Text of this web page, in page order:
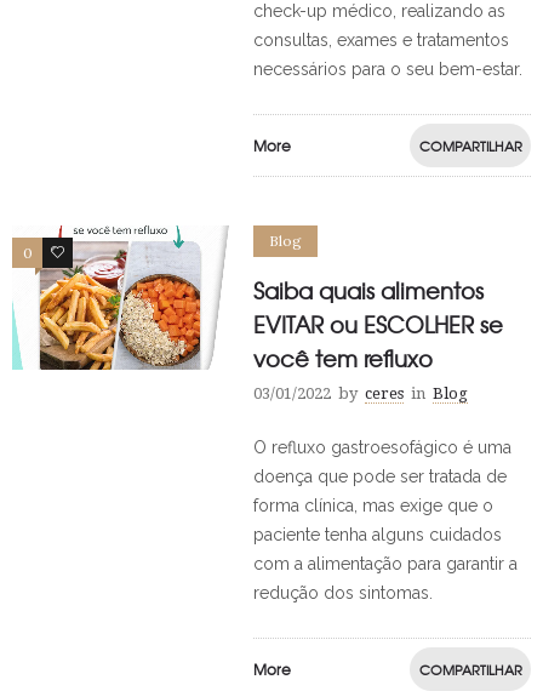
check-up médico, realizando as
consultas, exames e tratamentos
necessários para o seu bem-estar.
More COMPARTILHAR
0 0
Blog
Saiba quais alimentos
EVITAR ou ESCOLHER se
você tem refluxo
03/01/2022 by ceres in Blog
O refluxo gastroesofágico é uma
doença que pode ser tratada de
forma clínica, mas exige que o
paciente tenha alguns cuidados
com a alimentação para garantir a
redução dos sintomas.
More COMPARTILHAR